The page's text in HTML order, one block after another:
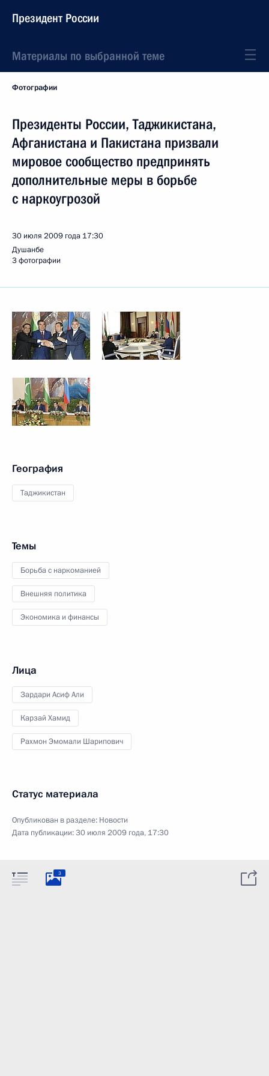
Президент России
Материалы по выбранной теме
Фотографии
Президенты России, Таджикистана,
Афганистана и Пакистана призвали
мировое сообщество предпринять
дополнительные меры в борьбе
с наркоугрозой
30 июля 2009 года 17:30
Душанбе
3 фотографии
География
Таджикистан
Темы
Борьба с наркоманией
Внешняя политика
Экономика и финансы
Лица
Зардари Асиф Али
Карзай Хамид
Рахмон Эмомали Шарипович
Статус материала
Опубликован в разделе: Новости
Дата публикации:30 июля 2009 года, 17:30
3